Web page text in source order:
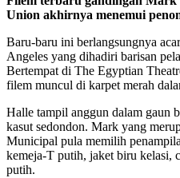
Union akhirnya menemui
Baru-baru ini berlangsungnya
Angeles yang dihadiri barisan
Bertempat di The Egyptian
filem muncul di karpet merah
Halle tampil anggun dalam gaun
kasut sedondon. Mark yang
Municipal pula memilih
kemeja-T putih, jaket biru kelasi,
putih.